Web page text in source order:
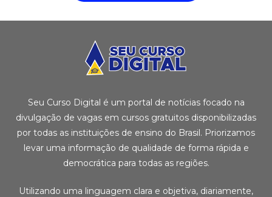
Seu Curso Digital é um portal de notícias focado na
divulgação de vagas em cursos gratuitos disponibilizadas
por todas as instituições de ensino do Brasil. Priorizamos
levar uma informação de qualidade de forma rápida e
democrática para todas as regiões.
Utilizando uma linguagem clara e objetiva, diariamente,